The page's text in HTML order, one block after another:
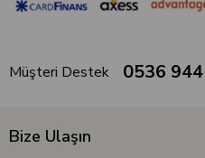
Müşteri Destek 0536
Bize Ulaşın